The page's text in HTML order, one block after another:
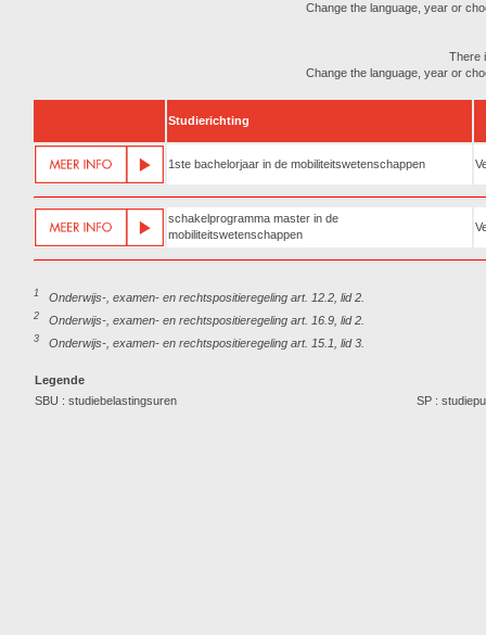
Change the language, year or
There
Change the language, year or
Studierichting
1ste bachelorjaar in de mobiliteitswetenschappen
schakelprogramma master in de
mobiliteitswetenschappen
1 Onderwijs-, examen- en rechtspositieregeling art. 12.2, lid 2.
2 Onderwijs-, examen- en rechtspositieregeling art. 16.9, lid 2.
3 Onderwijs-, examen- en rechtspositieregeling art. 15.1, lid 3.
Legende
SBU : studiebelastingsuren
SP :